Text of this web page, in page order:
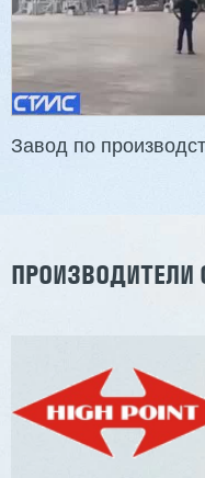
Завод по
ПРОИЗВОДИТЕЛИ